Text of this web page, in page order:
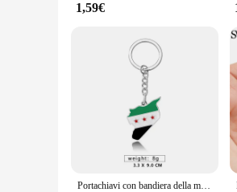
1,59€
Portachiavi con bandiera della mappa della Siria in acciaio inossidabile Portachiavi con ciondolo geometrico personalizzato unisex Porta borsa Gioielli per donna Uomo